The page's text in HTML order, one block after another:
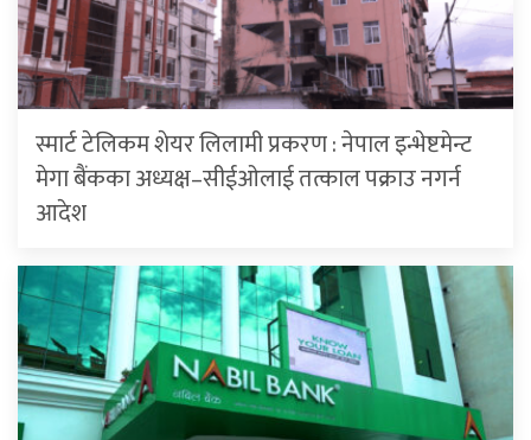
स्मार्ट टेलिकम शेयर लिलामी प्रकरण : नेपाल इन्भेष्टमेन्ट
मेगा बैंकका अध्यक्ष–सीईओलाई तत्काल पक्राउ नगर्न
आदेश